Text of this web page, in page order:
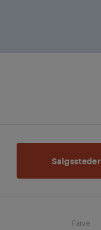
Salgssteder
Farve